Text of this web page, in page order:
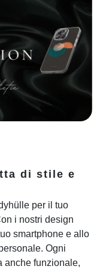
di stile e
per il tuo
i nostri design
smartphone e allo
Ogni
anche funzionale,